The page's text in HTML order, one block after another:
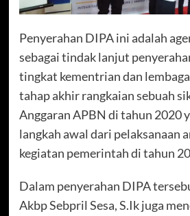
Penyerahan DIPA ini adalah
sebagai tindak lanjut
tingkat kementrian dan
tahap akhir rangkaian sebuah
Anggaran APBN di tahun 2020
langkah awal dari pelaksanaan
kegiatan pemerintah di tahun
Dalam penyerahan DIPA
Akbp Sebpril Sesa, S.Ik juga